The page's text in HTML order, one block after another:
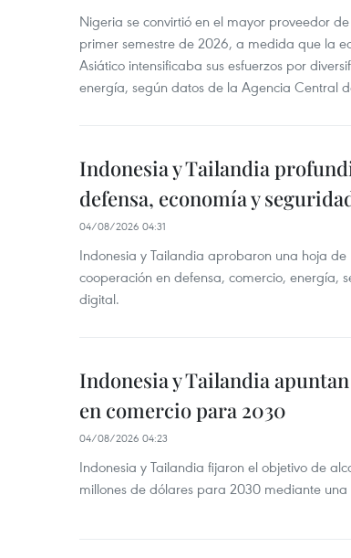
Nigeria se convirtió en el mayor proveedor
primer semestre de 2026, a medida que la
Asiático intensificaba sus esfuerzos por
energía, según datos de la Agencia Central
Indonesia y Tailandia
defensa, economía y
04/08/2026 04:31
Indonesia y Tailandia aprobaron una hoja
cooperación en defensa, comercio, energía,
digital.
Indonesia y Tailandia
en comercio para 2030
04/08/2026 04:23
Indonesia y Tailandia fijaron el objetivo de
millones de dólares para 2030 mediante